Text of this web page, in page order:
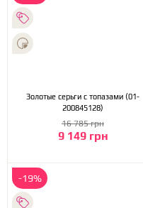
Золотые серьги с топазами (01-
200845128)
9 149 грн
16 785 грн
-19%